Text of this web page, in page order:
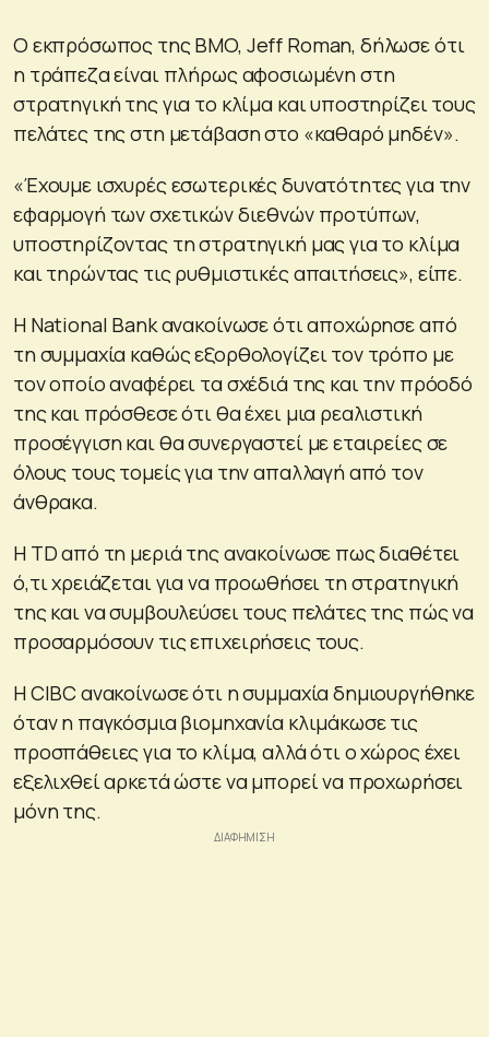
Ο εκπρόσωπος της BMO, Jeff Roman, δήλωσε ότι
η τράπεζα είναι πλήρως αφοσιωμένη στη
στρατηγική της για το κλίμα και υποστηρίζει τους
πελάτες της στη μετάβαση στο «καθαρό μηδέν».
«Έχουμε ισχυρές εσωτερικές δυνατότητες για την
εφαρμογή των σχετικών διεθνών προτύπων,
υποστηρίζοντας τη στρατηγική μας για το κλίμα
και τηρώντας τις ρυθμιστικές απαιτήσεις», είπε.
Η National Bank ανακοίνωσε ότι αποχώρησε από
τη συμμαχία καθώς εξορθολογίζει τον τρόπο με
τον οποίο αναφέρει τα σχέδιά της και την πρόοδό
της και πρόσθεσε ότι θα έχει μια ρεαλιστική
προσέγγιση και θα συνεργαστεί με εταιρείες σε
όλους τους τομείς για την απαλλαγή από τον
άνθρακα.
Η TD από τη μεριά της ανακοίνωσε πως διαθέτει
ό,τι χρειάζεται για να προωθήσει τη στρατηγική
της και να συμβουλεύσει τους πελάτες της πώς να
προσαρμόσουν τις επιχειρήσεις τους.
Η CIBC ανακοίνωσε ότι η συμμαχία δημιουργήθηκε
όταν η παγκόσμια βιομηχανία κλιμάκωσε τις
προσπάθειες για το κλίμα, αλλά ότι ο χώρος έχει
εξελιχθεί αρκετά ώστε να μπορεί να προχωρήσει
μόνη της.